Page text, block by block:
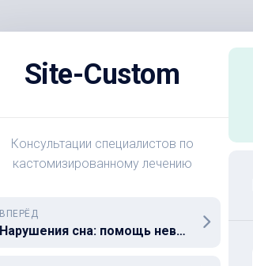
Site-Custom
Консультации специалистов по
кастомизированному лечению
ВПЕРЁД
Нарушения сна: помощь невролога